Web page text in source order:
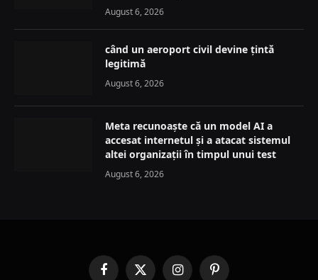
August 6, 2026
când un aeroport civil devine țintă
legitimă
August 6, 2026
Meta recunoaște că un model AI a
accesat internetul și a atacat sistemul
altei organizații în timpul unui test
August 6, 2026
FacebookX InstagramPinterest